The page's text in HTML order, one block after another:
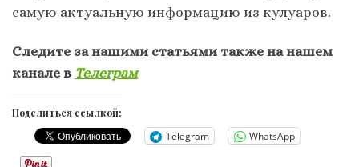
самую актуальную информацию из кулуаров.
Следите за нашими статьями также на нашем
канале в Телеграм
Поделиться ссылкой:
Telegram WhatsApp